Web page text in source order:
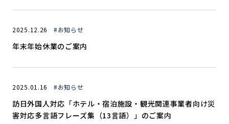
2025.12.26 #お知らせ
年末年始休業のご案内
2025.01.16 #お知らせ
訪日外国人対応「ホテル・宿泊施設・観光関連事業者向け災
害対応多言語フレーズ集（13言語）」のご案内